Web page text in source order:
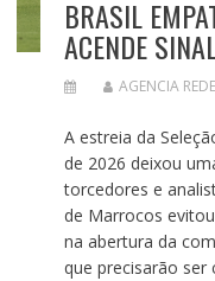
BRASIL
ACENDE
AGENCIA REDE
A estreia da
de 2026 deixou
torcedores e
de Marrocos
na abertura da
que precisarão ser